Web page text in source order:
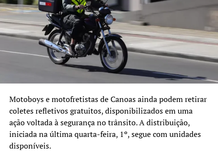
habitantes, o cronograma prevê a expansão para 118
municípios de médio porte e, por fim, para 333 pequenas
cidades, com a conclusão total da cobertura gaúcha
prevista para o final de 2027.
Em conjunto com o monitoramento urbano, o governo
do Estado implementa a Política Integrada de Gestão do
melhores condições de aprendizagem aos alunos. Como
parte dessa estratégia, o Painel Integrado de Gestão do
Ambiente Escolar auxiliará as equipes no planejamento
operacional e no acompanhamento da carga horária nas
unidades de ensino. A implementação dessa política
Motoboys e motofretistas de Canoas ainda podem retirar
coletes refletivos gratuitos, disponibilizados em uma
ação voltada à segurança no trânsito. A distribuição,
iniciada na última quarta-feira, 1º, segue com unidades
disponíveis.